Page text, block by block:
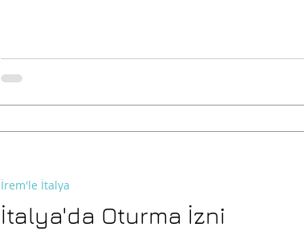
İtalya'da Oturma İzni
İrem'le İtalya